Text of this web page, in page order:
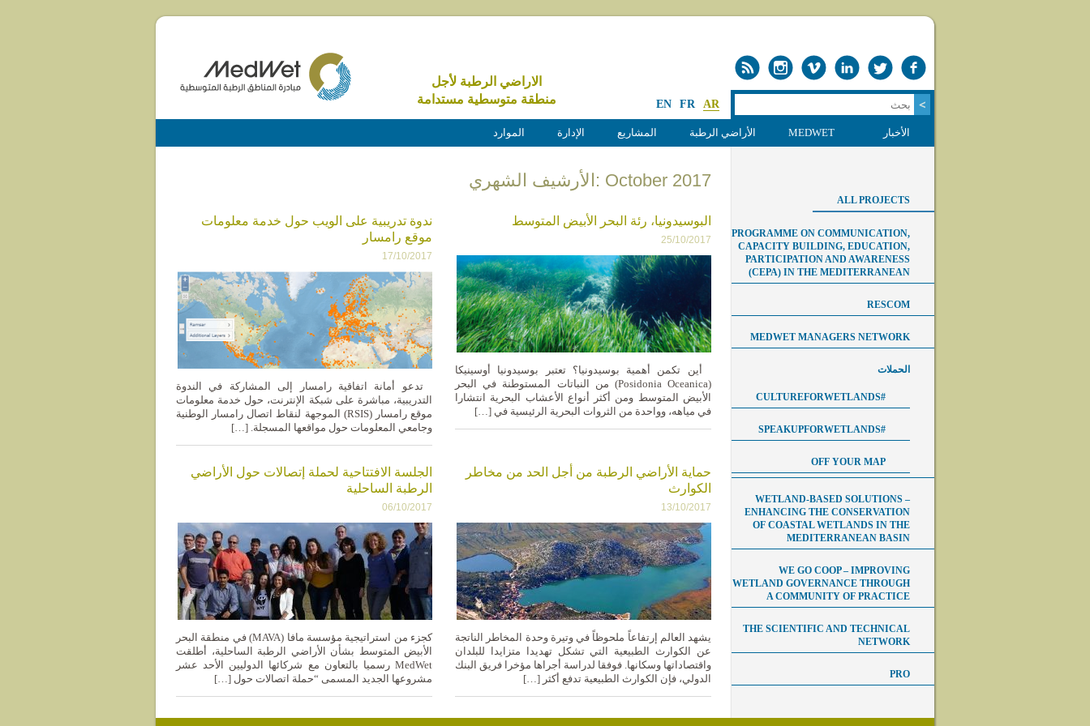
الاراضي الرطبة لأجل
منطقة متوسطية مستدامة
EN FR AR
الأخبار MEDWET الأراضي الرطبة المشاريع الإدارة الموارد
October 2017 :الأرشيف الشهري
البوسيدونيا، رئة البحر الأبيض المتوسط
25/10/2017
أين تكمن أهمية بوسيدونيا؟ تعتبر بوسيدونيا أوسينيكا
(Posidonia Oceanica) من النباتات المستوطنة في البحر
الأبيض المتوسط ​​ومن أكثر أنواع الأعشاب البحرية انتشارا
في مياهه، وواحدة من الثروات البحرية الرئيسية في […]
ندوة تدريبية على الويب حول خدمة معلومات
موقع رامسار
17/10/2017
تدعو أمانة اتفاقية رامسار إلى المشاركة في الندوة
التدريبية، مباشرة على شبكة الإنترنت، حول خدمة معلومات
موقع رامسار (RSIS) الموجهة لنقاط اتصال رامسار الوطنية
وجامعي المعلومات حول مواقعها المسجلة. […]
حماية الأراضي الرطبة من أجل الحد من مخاطر
الكوارث
13/10/2017
يشهد العالم إرتفاعاً ملحوظاً في وتيرة وحدة المخاطر الناتجة
عن الكوارث الطبيعية التي تشكل تهديدا متزايدا للبلدان
واقتصاداتها وسكانها. فوفقا لدراسة أجراها مؤخرا فريق البنك
الدولي، فإن الكوارث الطبيعية تدفع أكثر […]
الجلسة الافتتاحية لحملة إتصالات حول الأراضي
الرطبة الساحلية
06/10/2017
كجزء من استراتيجية مؤسسة مافا (MAVA) في منطقة البحر
الأبيض المتوسط بشأن الأراضي الرطبة الساحلية، أطلقت
MedWet رسميا بالتعاون مع شركائها الدوليين الأحد عشر
مشروعها الجديد المسمى “حملة اتصالات حول […]
ALL PROJECTS
PROGRAMME ON COMMUNICATION,
CAPACITY BUILDING, EDUCATION,
PARTICIPATION AND AWARENESS
(CEPA) IN THE MEDITERRANEAN
RESCOM
MEDWET MANAGERS NETWORK
الحملات
#CULTUREFORWETLANDS
#SPEAKUPFORWETLANDS
OFF YOUR MAP
WETLAND-BASED SOLUTIONS –
ENHANCING THE CONSERVATION
OF COASTAL WETLANDS IN THE
MEDITERRANEAN BASIN
WE GO COOP – IMPROVING
WETLAND GOVERNANCE THROUGH
A COMMUNITY OF PRACTICE
THE SCIENTIFIC AND TECHNICAL
NETWORK
PRO